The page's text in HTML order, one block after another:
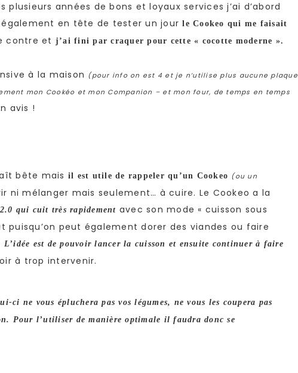
années de bons et loyaux services j’ai d’abord
également en tête de tester un jourle Cookeo qui me faisait
contre et j’ai fini par craquer pour cette « cocotte moderne ».
à la maison (pour info on est 4 et je n’utilise plus aucune plaque
mon Cookéo et mon Companion – et mon four, de temps en temps
avis !
bête mais il est utile de rappeler qu’un Cookeo (ou un
ni mélanger mais seulement… à cuire. Le Cookeo a la
qui cuit très rapidement avec son mode « cuisson sous
puisqu’on peut également dorer des viandes ou faire
L’idée est de pouvoir lancer la cuisson et ensuite continuer à faire
à trop intervenir.
ci ne vous épluchera pas vos légumes, ne vous les coupera pas
Pour l’utiliser de manière optimale il faudra donc se